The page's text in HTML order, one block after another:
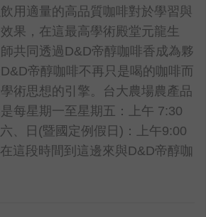
用適量的高品質咖啡對於學習與
果，在這最高學術殿堂元龍生
共同透過D&D帝醇咖啡香成為夥
帝醇咖啡不再只是喝的咖啡而
術思想的引擎。台大農場農產品
每星期一至星期五：上午 7:30
、日(暨國定例假日)：上午9:00
這段時間到這邊來與D&D帝醇咖